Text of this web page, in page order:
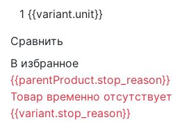
1 {{variant.unit}}
Сравнить
В избранное
{{parentProduct.stop_reason}}
Товар временно отсутствует
{{variant.stop_reason}}